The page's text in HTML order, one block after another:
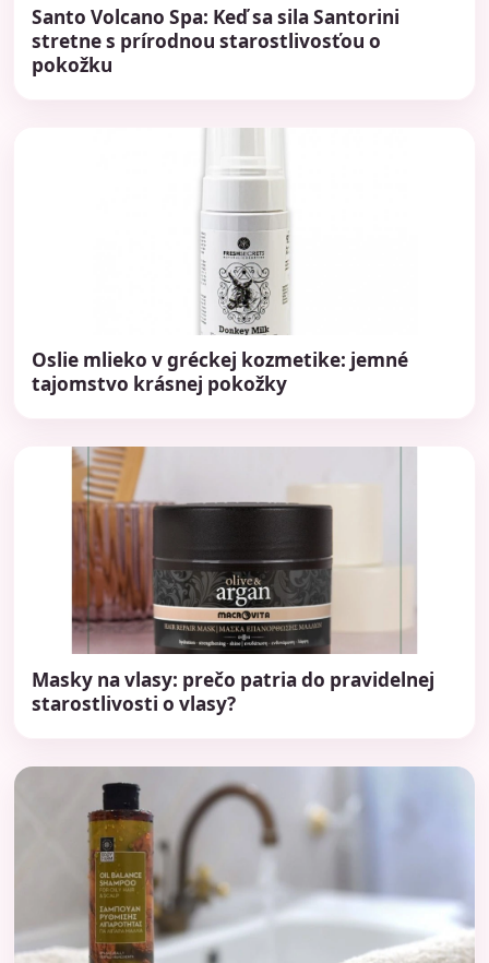
Santo Volcano Spa: Keď sa sila Santorini
stretne s prírodnou starostlivosťou o
pokožku
Oslie mlieko v gréckej kozmetike: jemné
tajomstvo krásnej pokožky
Masky na vlasy: prečo patria do pravidelnej
starostlivosti o vlasy?